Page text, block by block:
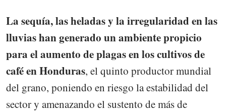
La sequía, las heladas y la irregularidad en las
lluvias han generado un ambiente propicio
para el aumento de plagas en los cultivos de
café en Honduras, el quinto productor mundial
del grano, poniendo en riesgo la estabilidad del
sector y amenazando el sustento de más de